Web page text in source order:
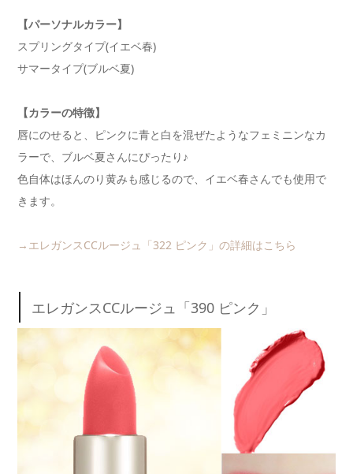
【パーソナルカラー】
スプリングタイプ(イエベ春)
サマータイプ(ブルベ夏)
【カラーの特徴】
唇にのせると、ピンクに青と白を混ぜたようなフェミニンなカ
ラーで、ブルベ夏さんにぴったり♪
色自体はほんのり黄みも感じるので、イエベ春さんでも使用で
きます。
→エレガンスCCルージュ「322 ピンク」の詳細はこちら
エレガンスCCルージュ「390 ピンク」